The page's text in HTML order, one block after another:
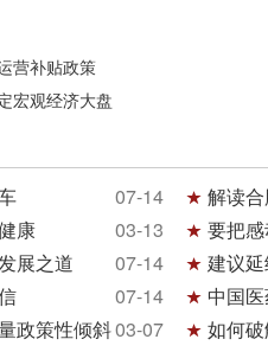
营补贴政策
宏观经济大盘
07-14
解读合
03-13
康
要把
07-14
展之道
建议
07-14
中国
03-07
政策性倾斜 如何